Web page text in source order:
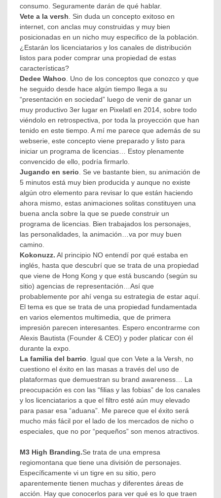
consumo. Seguramente darán de qué hablar.
Vete a la versh . Sin duda un concepto exitoso en
internet, con anclas muy construidas y muy bien
posicionadas en un nicho muy especifico de la población.
¿Estarán los licenciatarios y los canales de distribución
listos para poder comprar una propiedad de estas
características?
Dedee Wahoo . Uno de los conceptos que conozco y que
he seguido desde hace algún tiempo llega a su
“presentación en sociedad” luego de venir de ganar un
muy productivo 3er lugar en Pixelatl en 2014, sobre todo
viéndolo en retrospectiva, por toda la proyección que han
tenido en este tiempo. A mí me parece que además de su
webserie, este concepto viene preparado y listo para
iniciar un programa de licencias… Estoy plenamente
convencido de ello, podría firmarlo.
Jugando en serio . Se ve bastante bien, su animación de
5 minutos está muy bien producida y aunque no existe
algún otro elemento para revisar lo que están haciendo
ahora mismo, estas animaciones solitas constituyen una
buena ancla sobre la que se puede construir un
programa de licencias. Bien trabajados los personajes,
las personalidades, la animación…va por muy buen
camino.
Kokonuzz. Al principio NO entendí por qué estaba en
inglés, hasta que descubrí que se trata de una propiedad
que viene de Hong Kong y que está buscando (según su
sitio) agencias de representación…Así que
probablemente por ahí venga su estrategia de estar aquí.
El tema es que se trata de una propiedad fundamentada
en varios elementos multimedia, que de primera
impresión parecen interesantes. Espero encontrarme con
Alexis Bautista (Founder & CEO) y poder platicar con él
durante la expo.
La familia del barrio . Igual que con Vete a la Versh, no
cuestiono el éxito en las masas a través del uso de
plataformas que demuestran su brand awareness… La
preocupación es con las “filias y las fobias” de los canales
y los licenciatarios a que el filtro esté aún muy elevado
para pasar esa “aduana”. Me parece que el éxito será
mucho más fácil por el lado de los mercados de nicho o
especiales, que no por “pequeños” son menos atractivos.
M3 High Branding.Se trata de una empresa
regiomontana que tiene una división de personajes.
Específicamente vi un tigre en su sitio, pero
aparentemente tienen muchas y diferentes áreas de
acción. Hay que conocerlos para ver qué es lo que traen